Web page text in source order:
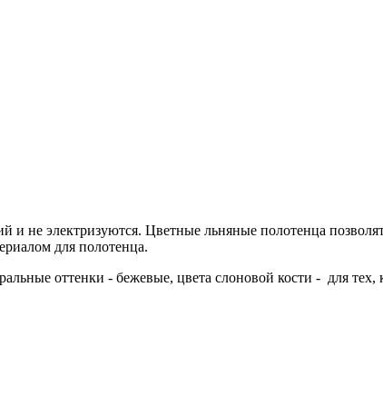
и не электризуются. Цветные льняные полотенца
для полотенца.
оттенки - бежевые, цвета слоновой кости - для